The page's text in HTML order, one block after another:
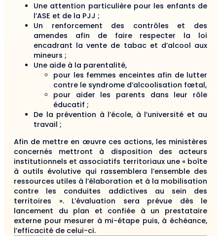
Une attention particulière pour les enfants de
l’ASE et de la PJJ ;
Un renforcement des contrôles et des
amendes afin de faire respecter la loi
encadrant la vente de tabac et d’alcool aux
mineurs ;
Une aide à la parentalité,
pour les femmes enceintes afin de lutter
contre le syndrome d’alcoolisation fœtal,
pour aider les parents dans leur rôle
éducatif ;
De la prévention à l’école, à l’université et au
travail ;
Afin de mettre en œuvre ces actions, les ministères
concernés mettront à disposition des acteurs
institutionnels et associatifs territoriaux une « boîte
à outils évolutive qui rassemblera l’ensemble des
ressources utiles à l’élaboration et à la mobilisation
contre les conduites addictives au sein des
territoires ». L’évaluation sera prévue dès le
lancement du plan et confiée à un prestataire
externe pour mesurer à mi-étape puis, à échéance,
l’efficacité de celui-ci.